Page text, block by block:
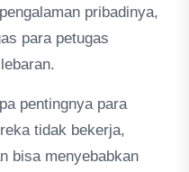
pribadinya,
para petugas
pentingnya para
tidak bekerja,
bisa menyebabkan